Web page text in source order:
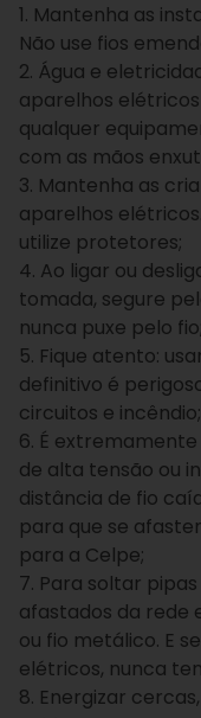
1. Mantenha as
Não use fios
2. Água e
aparelhos
qualquer
com as mãos
3. Mantenha as
aparelhos
utilize protetores;
4. Ao ligar ou
tomada, segure
nunca puxe pelo fio;
5. Fique atento:
definitivo é
circuitos e incêndio;
6. É
de alta tensão ou
distância de fio
para que se
para a Celpe;
7. Para soltar
afastados da rede
ou fio metálico. E
elétricos, nunca
8. Energizar